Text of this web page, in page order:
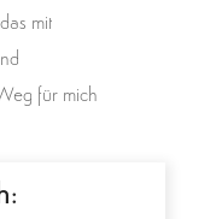
mit
für mich